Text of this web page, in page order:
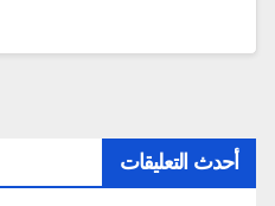
أحدث التعليقات